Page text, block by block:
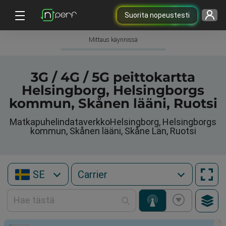
Suorita nopeustesti
Mittaus käynnissä
3G / 4G / 5G peittokartta
Helsingborg, Helsingborgs
kommun, Skånen lääni, Ruotsi
MatkapuhelindataverkkoHelsingborg, Helsingborgs
kommun, Skånen lääni, Skåne Län, Ruotsi
SE